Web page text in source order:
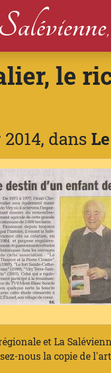
le
dans
et La
nous la copie de